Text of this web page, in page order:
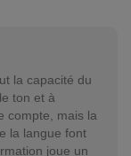
la capacité du
ton et à
compte, mais la
la langue font
joue un